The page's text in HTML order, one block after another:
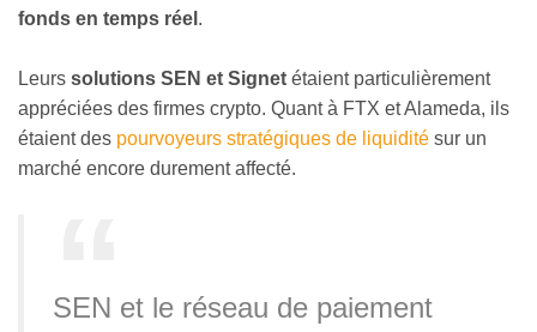
fonds en temps réel .
Leurs solutions SEN et Signet étaient particulièrement
appréciées des firmes crypto. Quant à FTX et Alameda, ils
étaient des pourvoyeurs stratégiques de liquidité sur un
marché encore durement affecté.
SEN et le réseau de paiement